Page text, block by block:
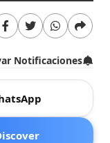
Notificaciones